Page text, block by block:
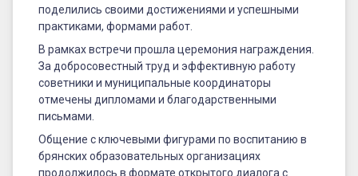
СПО
поделились своими достижениями и успешными
практиками, формами работ.
В рамках встречи прошла церемония награждения.
За добросовестный труд и эффективную работу
советники и муниципальные координаторы
отмечены дипломами и благодарственными
письмами.
Общение с ключевыми фигурами по воспитанию в
брянских образовательных организациях
продолжилось в формате открытого диалога с